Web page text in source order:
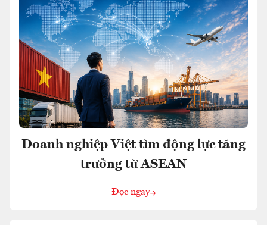
Doanh nghiệp Việt tìm động lực tăng
trưởng từ ASEAN
Đọc ngay